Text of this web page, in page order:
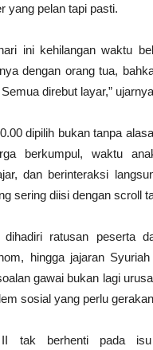
yang pelan tapi pasti.
ini kehilangan waktu
dengan orang tua,
direbut layar,”
dipilih bukan tanpa
berkumpul, waktu
dan berinteraksi
sering diisi dengan scroll
dihadiri ratusan peserta
hingga jajaran
gawai bukan lagi
sosial yang perlu
II tak berhenti pada